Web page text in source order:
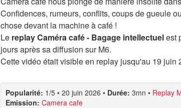
Confidences, rumeurs, conflits, coups de gueule
chose devant la machine à café !
Le replay Caméra café - Bagage intellectuelest
jours après sa diffusion sur M6.
Cette vidéo était visible en replay jusqu'au 19 juin
Popularité: 1/5 • 20 juin 2026 • Durée: 3mn • Replay
Emission: Camera cafe